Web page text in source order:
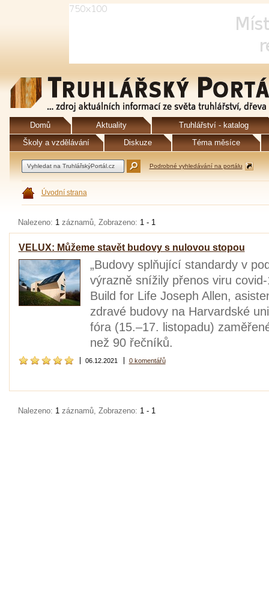
Domů Aktuality
Truhlářství - katalog
Školy a vzdělávání
Diskuze Téma měsíce
Podrobné vyhledávání na portálu
Úvodní strana
Nalezeno: 1 záznamů, Zobrazeno: 1 - 1
VELUX: Můžeme stavět budovy s nulovou stopou
„Budovy splňující standardy v
výrazně snížily přenos viru
Build for Life Joseph Allen,
zdravé budovy na Harvardské
fóra (15.–17. listopadu)
než 90 řečníků.
06.12.2021 0 komentářů
Nalezeno: 1 záznamů, Zobrazeno: 1 - 1